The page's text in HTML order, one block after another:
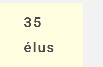
35
élus